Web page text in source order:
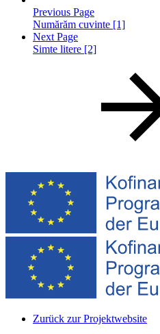
Previous Page
Numărăm cuvinte [1]
Next Page
Simte litere [2]
Zurück zur Projektwebsite